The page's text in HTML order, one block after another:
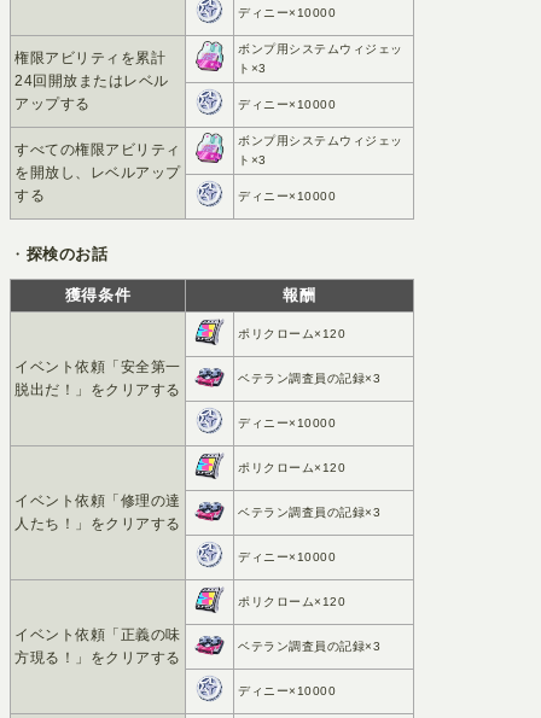
ディニー×10000
権限アビリティを累計
24回開放またはレベル
アップする
ボンプ用システムウィジェッ
ト×3
ディニー×10000
すべての権限アビリティ
を開放し、レベルアップ
する
ボンプ用システムウィジェッ
ト×3
ディニー×10000
・ 探検のお話
獲得条件 報酬
イベント依頼「安全第一
脱出だ！」をクリアする
ポリクローム×120
ベテラン調査員の記録×3
ディニー×10000
イベント依頼「修理の達
人たち！」をクリアする
ポリクローム×120
ベテラン調査員の記録×3
ディニー×10000
イベント依頼「正義の味
方現る！」をクリアする
ポリクローム×120
ベテラン調査員の記録×3
ディニー×10000